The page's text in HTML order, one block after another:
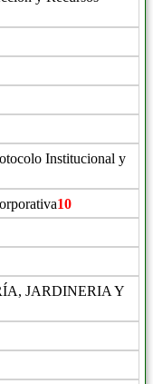
Institucional y
10
JARDINERIA Y